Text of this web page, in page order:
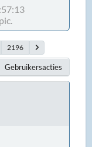
2196
Gebruikersacties